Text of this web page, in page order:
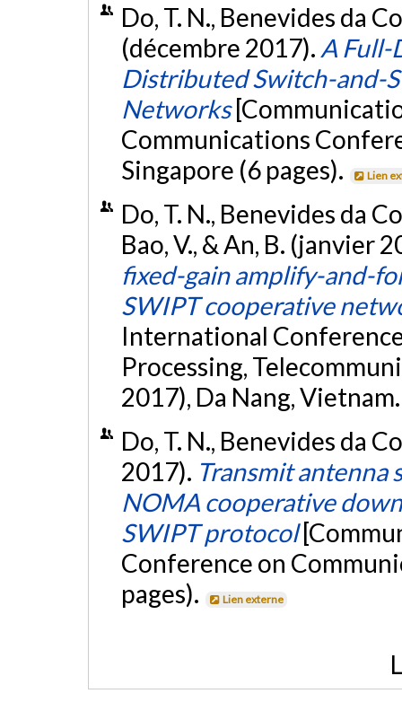
Do, T. N., Benevides da
(décembre 2017). A Full-
Distributed Switch-and-
Networks
Communications
Singapore (6 pages).
Lien
Do, T. N., Benevides da
Bao, V., & An, B. (janvier
fixed-gain amplify-and-
SWIPT cooperative
International
Processing,
2017), Da Nang,
Do, T. N., Benevides da
2017). Transmit antenna
NOMA cooperative
SWIPT protocol
Conference on
pages).
Lien externe